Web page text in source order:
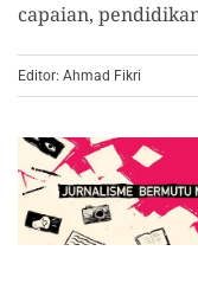
capaian,
Editor: Ahmad Fikri